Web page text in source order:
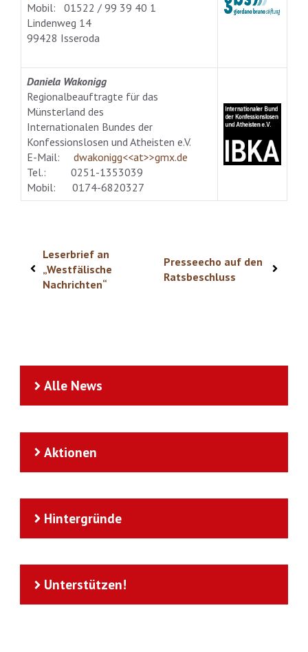
Mobil: 01522 / 99 39 40 1
Lindenweg 14
99428 Isseroda
Daniela Wakonigg
Regionalbeauftragte für das
Münsterland des
Internationalen Bundes der
Konfessionslosen und Atheisten e.V.
E-Mail: dwakonigg<<at>>gmx.de
Tel.: 0251-1353039
Mobil: 0174-6820327
Leserbrief an
„Westfälische
Nachrichten“
Presseecho auf den
Ratsbeschluss
Alle News
Aktionen
Hintergründe
Unterstützen!